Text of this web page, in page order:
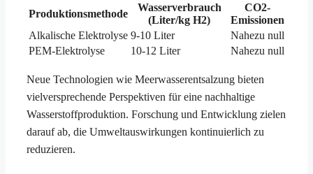
Produktionsmethode
Wasserverbrauch
(Liter/kg H2)
CO2-
Emissionen
Alkalische Elektrolyse 9-10 Liter
Nahezu null
PEM-Elektrolyse
10-12 Liter Nahezu null
Neue Technologien wie Meerwasserentsalzung bieten
vielversprechende Perspektiven für eine nachhaltige
Wasserstoffproduktion. Forschung und Entwicklung zielen
darauf ab, die Umweltauswirkungen kontinuierlich zu
reduzieren.